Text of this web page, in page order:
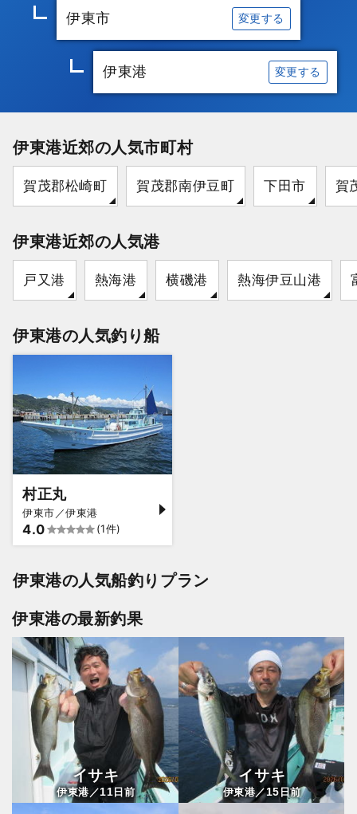
伊東市 変更する
伊東港 変更する
伊東港近郊の人気市町村
賀茂郡松崎町 賀茂郡南伊豆町 下田市 賀
伊東港近郊の人気港
戸又港 熱海港 横磯港 熱海伊豆山港
伊東港の人気釣り船
村正丸
伊東市／伊東港
4.0 (1件)
伊東港の人気船釣りプラン
伊東港の最新釣果
イサキ
伊東港／11 日前
イサキ
伊東港／15 日前